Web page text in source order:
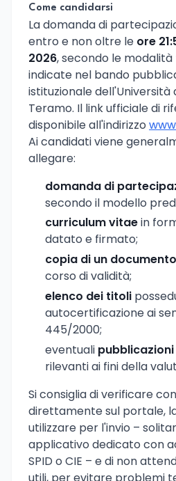
Come candidarsi
La domanda di
entro e non oltre le ore
2026, secondo le
indicate nel bando
istituzionale dell'Università
Teramo. Il link ufficiale di
disponibile all'indirizzo
Ai candidati viene
allegare:
domanda di
secondo il modello
curriculum vitaein
datato e firmato;
copia di un
corso di validità;
elenco dei titoli
autocertificazione ai
445/2000;
eventuali pubblicazioni
rilevanti ai fini della
Si consiglia di verificare
direttamente sul portale,
utilizzare per l'invio –
applicativo dedicato con
SPID o CIE – e di non
utili, per evitare problemi